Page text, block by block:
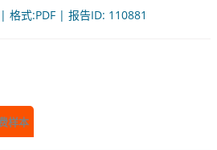
格式:PDF | 报告ID: 110881
样本